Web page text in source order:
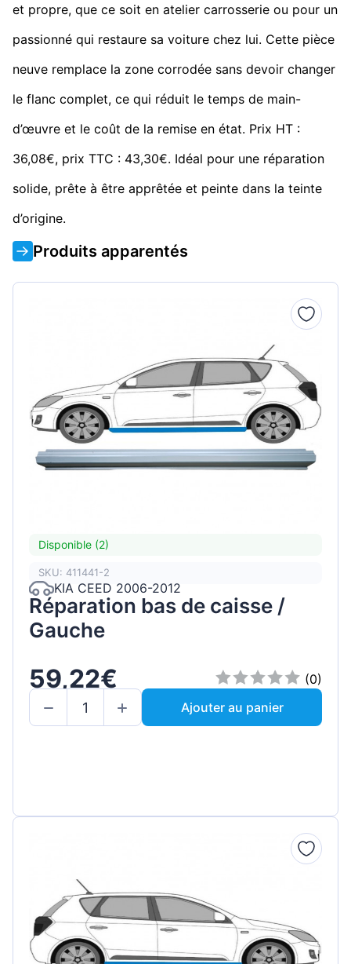
et propre, que ce soit en atelier carrosserie ou pour un
passionné qui restaure sa voiture chez lui. Cette pièce
neuve remplace la zone corrodée sans devoir changer
le flanc complet, ce qui réduit le temps de main-
d’œuvre et le coût de la remise en état. Prix HT :
36,08€, prix TTC : 43,30€. Idéal pour une réparation
solide, prête à être apprêtée et peinte dans la teinte
d’origine.
Produits apparentés
Disponible (2)
SKU: 411441-2
KIA CEED 2006-2012
Réparation bas de caisse /
Gauche
59,22€
(0)
Ajouter au panier